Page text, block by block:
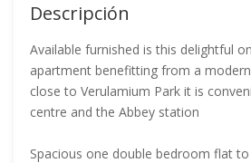
Descripción
Available furnished is this delightful
apartment benefitting from a
close to Verulamium Park it is
centre and the Abbey station
Spacious one double bedroom flat